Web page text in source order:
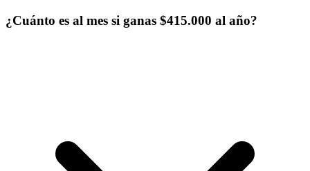
¿Cuánto es al mes si ganas $415.000 al año?